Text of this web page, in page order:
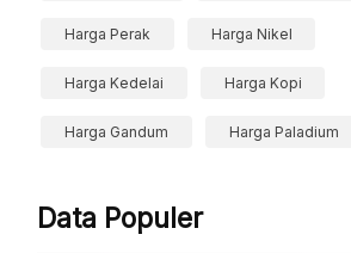
Harga Perak Harga Nikel
Harga Kedelai Harga Kopi
Harga Gandum Harga Paladium
Data Populer